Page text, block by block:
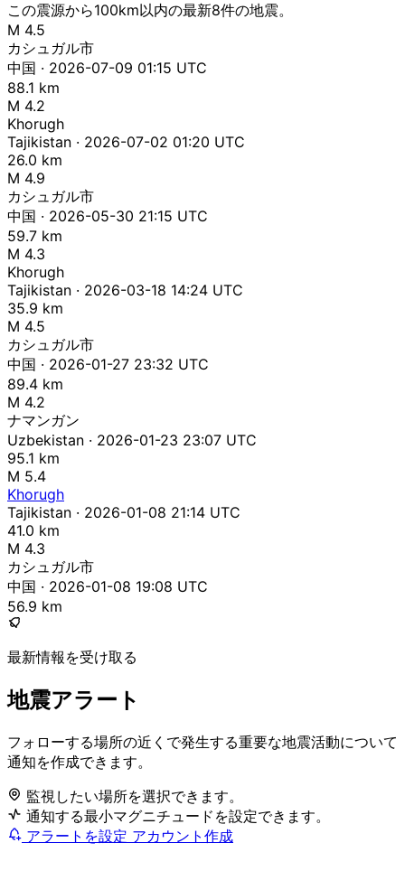
この震源から100km以内の最新8件の地震。
M 4.5
カシュガル市
中国 · 2026-07-09 01:15 UTC
88.1 km
M 4.2
Khorugh
Tajikistan · 2026-07-02 01:20 UTC
26.0 km
M 4.9
カシュガル市
中国 · 2026-05-30 21:15 UTC
59.7 km
M 4.3
Khorugh
Tajikistan · 2026-03-18 14:24 UTC
35.9 km
M 4.5
カシュガル市
中国 · 2026-01-27 23:32 UTC
89.4 km
M 4.2
ナマンガン
Uzbekistan · 2026-01-23 23:07 UTC
95.1 km
M 5.4
Khorugh
Tajikistan · 2026-01-08 21:14 UTC
41.0 km
M 4.3
カシュガル市
中国 · 2026-01-08 19:08 UTC
56.9 km
最新情報を受け取る
地震アラート
フォローする場所の近くで発生する重要な地震活動について
通知を作成できます。
監視したい場所を選択できます。
通知する最小マグニチュードを設定できます。
アラートを設定 アカウント作成